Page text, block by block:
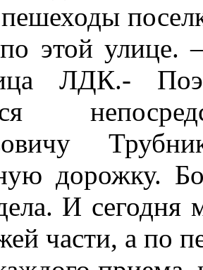
этой улице.
ЛДК.-
дорожку.
И
части, а по